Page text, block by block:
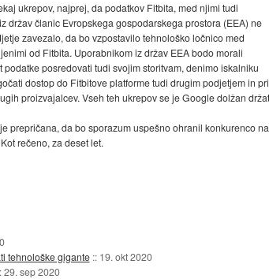
ukrepov, najprej, da podatkov Fitbita, med njimi tudi
članic Evropskega gospodarskega prostora (EEA) ne
zavezalo, da bo vzpostavilo tehnološko ločnico med
od Fitbita. Uporabnikom iz držav EEA bodo morali
posredovati tudi svojim storitvam, denimo iskalniku
dostop do Fitbitove platforme tudi drugim podjetjem in
proizvajalcev. Vseh teh ukrepov se je Google dolžan
prepričana, da bo sporazum uspešno ohranil konkurenco
rečeno, za deset let.
tehnološke gigante :: 19. okt 2020
29. sep 2020